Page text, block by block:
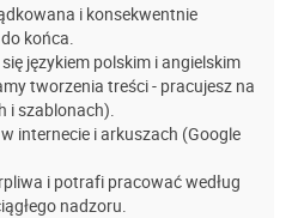
i konsekwentnie
końca.
językiem polskim i angielskim
tworzenia treści - pracujesz na
i szablonach).
internecie i arkuszach (Google
i potrafi pracować według
nadzoru.